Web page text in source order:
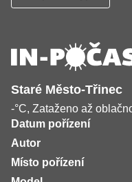
Staré Město-Třinec
-°C, Zataženo až
Datum pořízení
Autor
Místo pořízení